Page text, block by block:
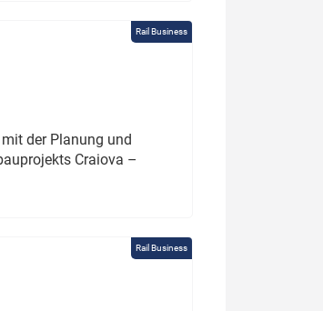
Rail Business
der Planung und
Craiova –
Rail Business